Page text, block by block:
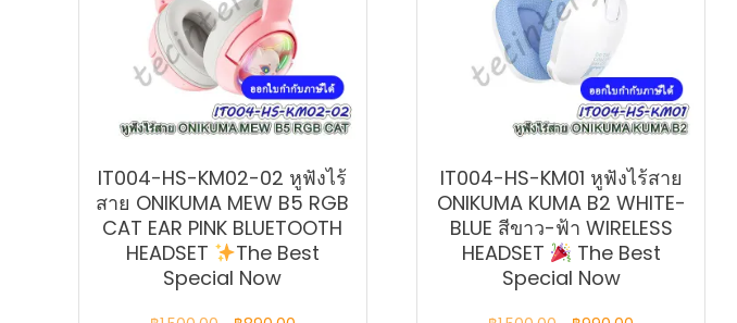
IT004-HS-KM02-02 หูฟังไร้
สาย ONIKUMA MEW B5 RGB
CAT EAR PINK BLUETOOTH
HEADSET
The Best
Special Now
IT004-HS-KM01 หูฟังไร้สาย
ONIKUMA KUMA B2 WHITE-
BLUE สีขาว-ฟ้า WIRELESS
HEADSET
The Best
Special Now